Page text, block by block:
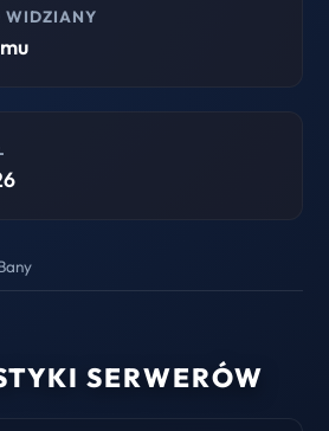
WIDZIANY
SERWERÓW